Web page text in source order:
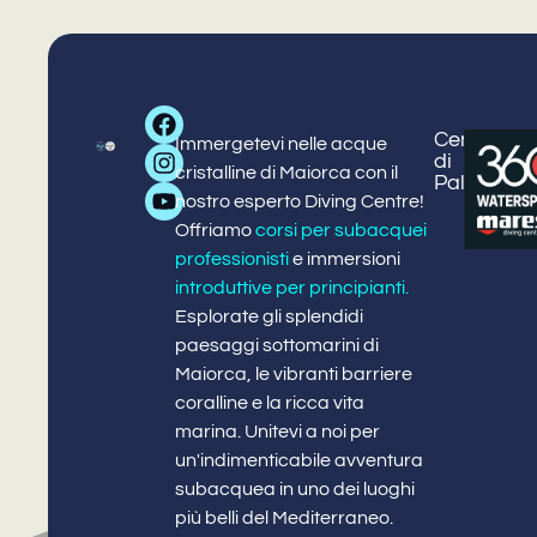
Big
Blue
Diving
Immergetevi nelle acque
cristalline di Maiorca con il
nostro esperto Diving Centre!
Offriamocorsi per subacquei
professionistie immersioni
introduttive per principianti
Esplorate gli splendidi
paesaggi sottomarini di
Maiorca, le vibranti barriere
coralline e la ricca vita
marina. Unitevi a noi per
un'indimenticabile avventura
subacquea in uno dei luoghi
più belli del Mediterraneo.
Centro
di
Centro
Puerto
Portals
e